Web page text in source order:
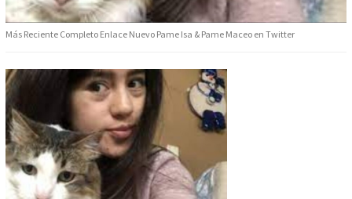
Más Reciente Completo Enlace Nuevo Pame Isa & Pame Maceo en Twitter